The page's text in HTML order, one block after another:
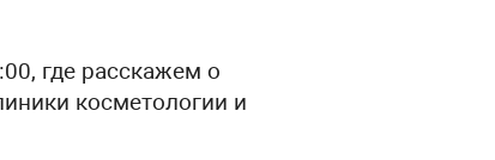
где расскажем о
косметологии и